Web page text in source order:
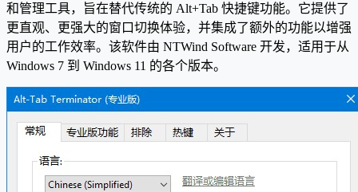
和管理工具，旨在替代传统的 Alt+Tab 快捷键功能。它提供了
更直观、更强大的窗口切换体验，并集成了额外的功能以增强
用户的工作效率。该软件由 NTWind Software 开发，适用于从
Windows 7 到 Windows 11 的各个版本。